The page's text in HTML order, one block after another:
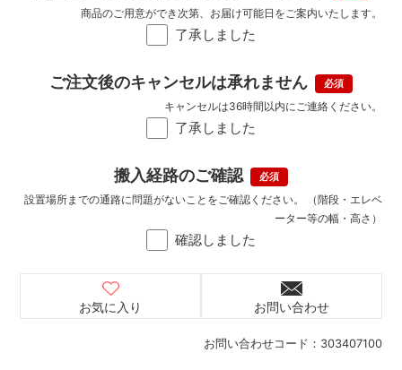
お問い合わせコード： 303407100
了承しました
商品のご用意ができ次第、お届け可能日をご案内いたします。
ご注文後のキャンセルは承れません
了承しました
キャンセルは36時間以内にご連絡ください。
搬入経路のご確認
確認しました
設置場所までの通路に問題がないことをご確認ください。 （階段・エレベ
ーター等の幅・高さ）
お気に入り お問い合わせ